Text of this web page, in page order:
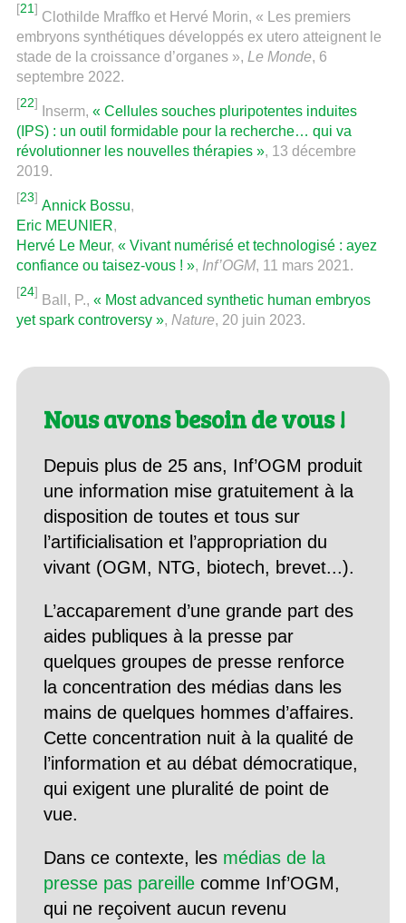
[21]
Clothilde Mraffko et Hervé Morin, « Les premiers
embryons synthétiques développés ex utero atteignent le
stade de la croissance d’organes », Le Monde, 6
septembre 2022.
[22]
Inserm, « Cellules souches pluripotentes induites
(IPS) : un outil formidable pour la recherche… qui va
révolutionner les nouvelles thérapies », 13 décembre
2019.
[23]
Annick Bossu,
Eric MEUNIER,
Hervé Le Meur, « Vivant numérisé et technologisé : ayez
confiance ou taisez-vous ! », Inf’OGM, 11 mars 2021.
[24]
Ball, P., « Most advanced synthetic human embryos
yet spark controversy », Nature, 20 juin 2023.
Nous avons besoin de vous !
Depuis plus de 25 ans, Inf’OGM produit
une information mise gratuitement à la
disposition de toutes et tous sur
l’artificialisation et l’appropriation du
vivant (OGM, NTG, biotech, brevet...).
L’accaparement d’une grande part des
aides publiques à la presse par
quelques groupes de presse renforce
la concentration des médias dans les
mains de quelques hommes d’affaires.
Cette concentration nuit à la qualité de
l’information et au débat démocratique,
qui exigent une pluralité de point de
vue.
Dans ce contexte, les médias de la
presse pas pareillecomme Inf’OGM,
qui ne reçoivent aucun revenu